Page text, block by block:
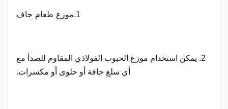
1. موزع طعام جاف
2. يمكن استخدام موزع الحبوب الفولاذي المقاوم للصدأ مع
أي سلع جافة أو حلوى أو مكسرات.